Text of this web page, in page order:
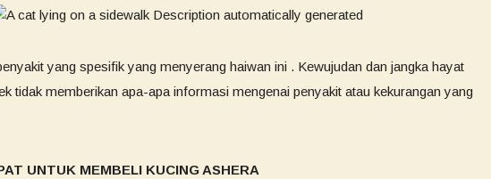
yang spesifik yang menyerang haiwan ini . Kewujudan dan jangka hayat
tidak memberikan apa-apa informasi mengenai penyakit atau kekurangan yang
UNTUK MEMBELI KUCING ASHERA